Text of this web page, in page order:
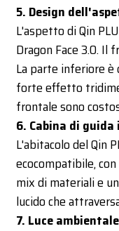
5. Design
L'aspetto di Qin
Dragon Face 3.0. Il
La parte inferiore è
forte effetto
frontale sono
6. Cabina di
L'abitacolo del Qin
ecocompatibile,
mix di materiali e
lucido che
7. Luce